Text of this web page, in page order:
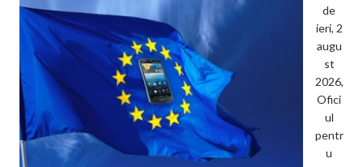
de
ieri, 2
augu
st
2026,
Ofici
ul
pentr
u